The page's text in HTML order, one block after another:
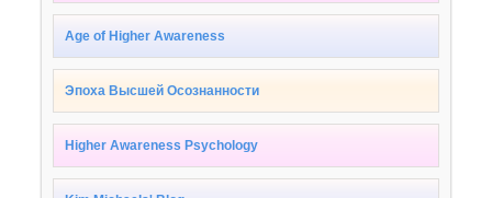
Age of Higher Awareness
Эпоха Высшей Осознанности
Higher Awareness Psychology